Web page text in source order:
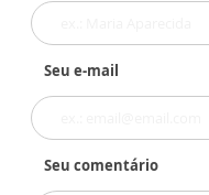
Seu e-mail
Seu comentário